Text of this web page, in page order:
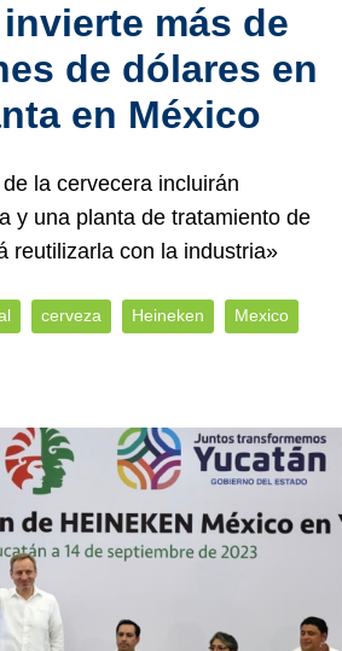
más de
de dólares en
en México
la cervecera incluirán
y una planta de tratamiento de
reutilizarla con la industria»
cerveza Heineken Mexico